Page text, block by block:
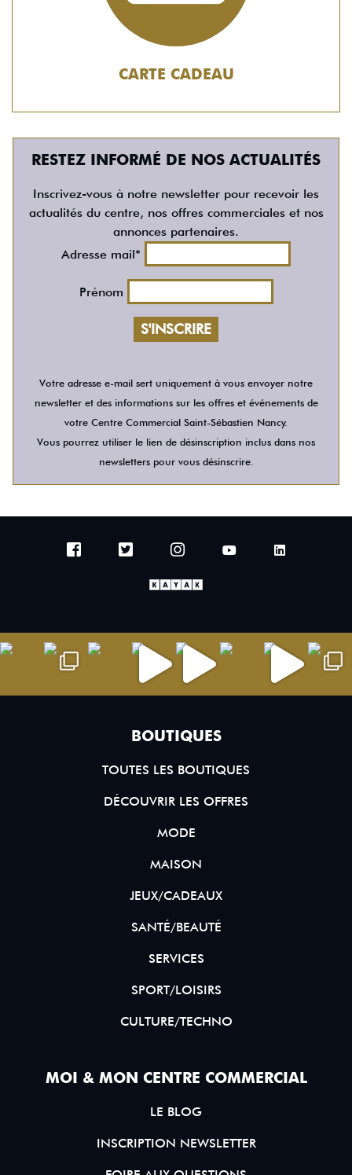
CARTE CADEAU
RESTEZ INFORMÉ DE NOS ACTUALITÉS
Inscrivez-vous à notre newsletter pour recevoir les
actualités du centre, nos offres commerciales et nos
annonces partenaires.
Adresse mail*
Prénom
Votre adresse e-mail sert uniquement à vous envoyer notre
newsletter et des informations sur les offres et événements de
votre Centre Commercial Saint-Sébastien Nancy.
Vous pourrez utiliser le lien de désinscription inclus dans nos
newsletters pour vous désinscrire.
BOUTIQUES
TOUTES LES BOUTIQUES
DÉCOUVRIR LES OFFRES
MODE
MAISON
JEUX/CADEAUX
SANTÉ/BEAUTÉ
SERVICES
SPORT/LOISIRS
CULTURE/TECHNO
MOI & MON CENTRE COMMERCIAL
LE BLOG
INSCRIPTION NEWSLETTER